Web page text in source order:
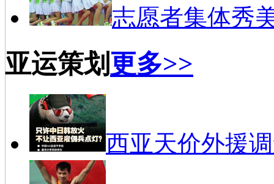
志愿者集体秀
亚运策划 更多>>
西亚天价外援